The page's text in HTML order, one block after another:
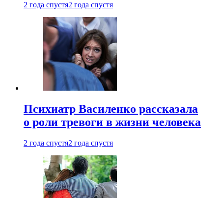
2 года спустя2 года спустя
Психиатр Василенко рассказала
о роли тревоги в жизни человека
2 года спустя2 года спустя